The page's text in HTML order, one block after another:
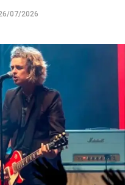
alguém saía ferido.
de vez. Primeiro
durante uma
serra elétrica ligada
ela se desprendeu,
profunda (mas mesmo
inabalável até o fim!
começar porque ele
molotov (!!!) pronto para
convencido
07/2026